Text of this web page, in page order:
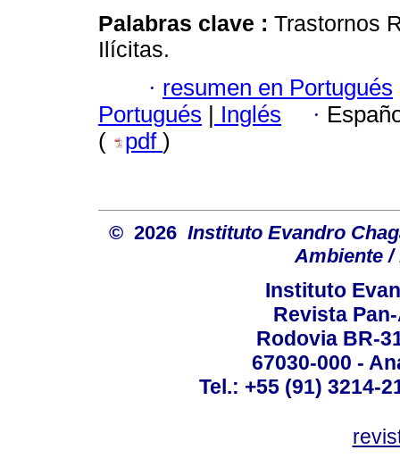
Palabras clave : Trastornos
Ilícitas.
· resumen en Portugués
Portugués | Inglés ·
(
pdf )
© 2026 Instituto Evandro
Ambiente /
Instituto
Revista
Rodovia BR-
67030-000 -
Tel.: +55 (91) 3214-